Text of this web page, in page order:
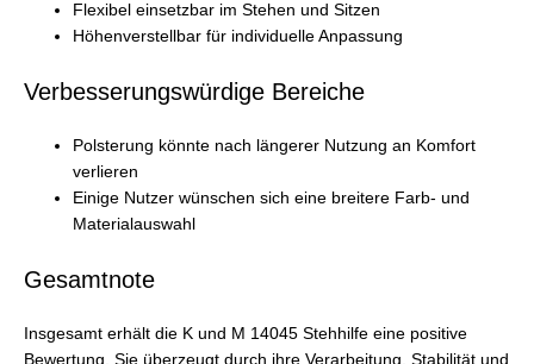
Flexibel einsetzbar im Stehen und Sitzen
Höhenverstellbar für individuelle Anpassung
Verbesserungswürdige Bereiche
Polsterung könnte nach längerer Nutzung an Komfort
verlieren
Einige Nutzer wünschen sich eine breitere Farb- und
Materialauswahl
Gesamtnote
Insgesamt erhält die K und M 14045 Stehhilfe eine positive
Bewertung. Sie überzeugt durch ihre Verarbeitung, Stabilität und